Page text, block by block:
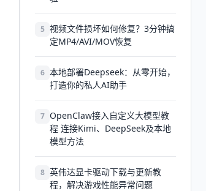
5 视频文件损坏如何修复？3分钟搞
定MP4/AVI/MOV恢复
6 本地部署Deepseek：从零开始，
打造你的私人AI助手
7 OpenClaw接入自定义大模型教
程 连接Kimi、DeepSeek及本地
模型方法
8 英伟达显卡驱动下载与更新教
程，解决游戏性能异常问题